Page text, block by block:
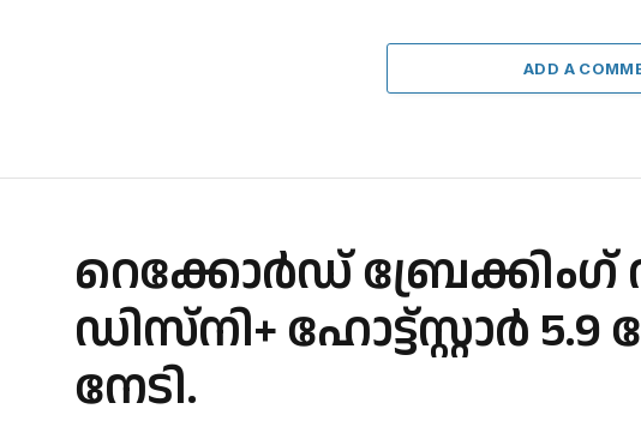
ADD A
റെക്കോർഡ്
ഡിസ്നി+ ഹോട്ട്സ്റ്റാർ
നേടി.